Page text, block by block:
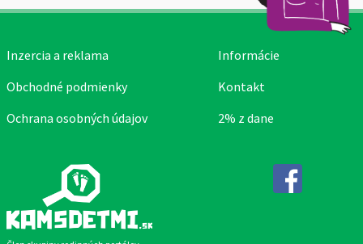
Inzercia a reklama
Obchodné podmienky
Ochrana osobných údajov
Informácie
Kontakt
2% z dane